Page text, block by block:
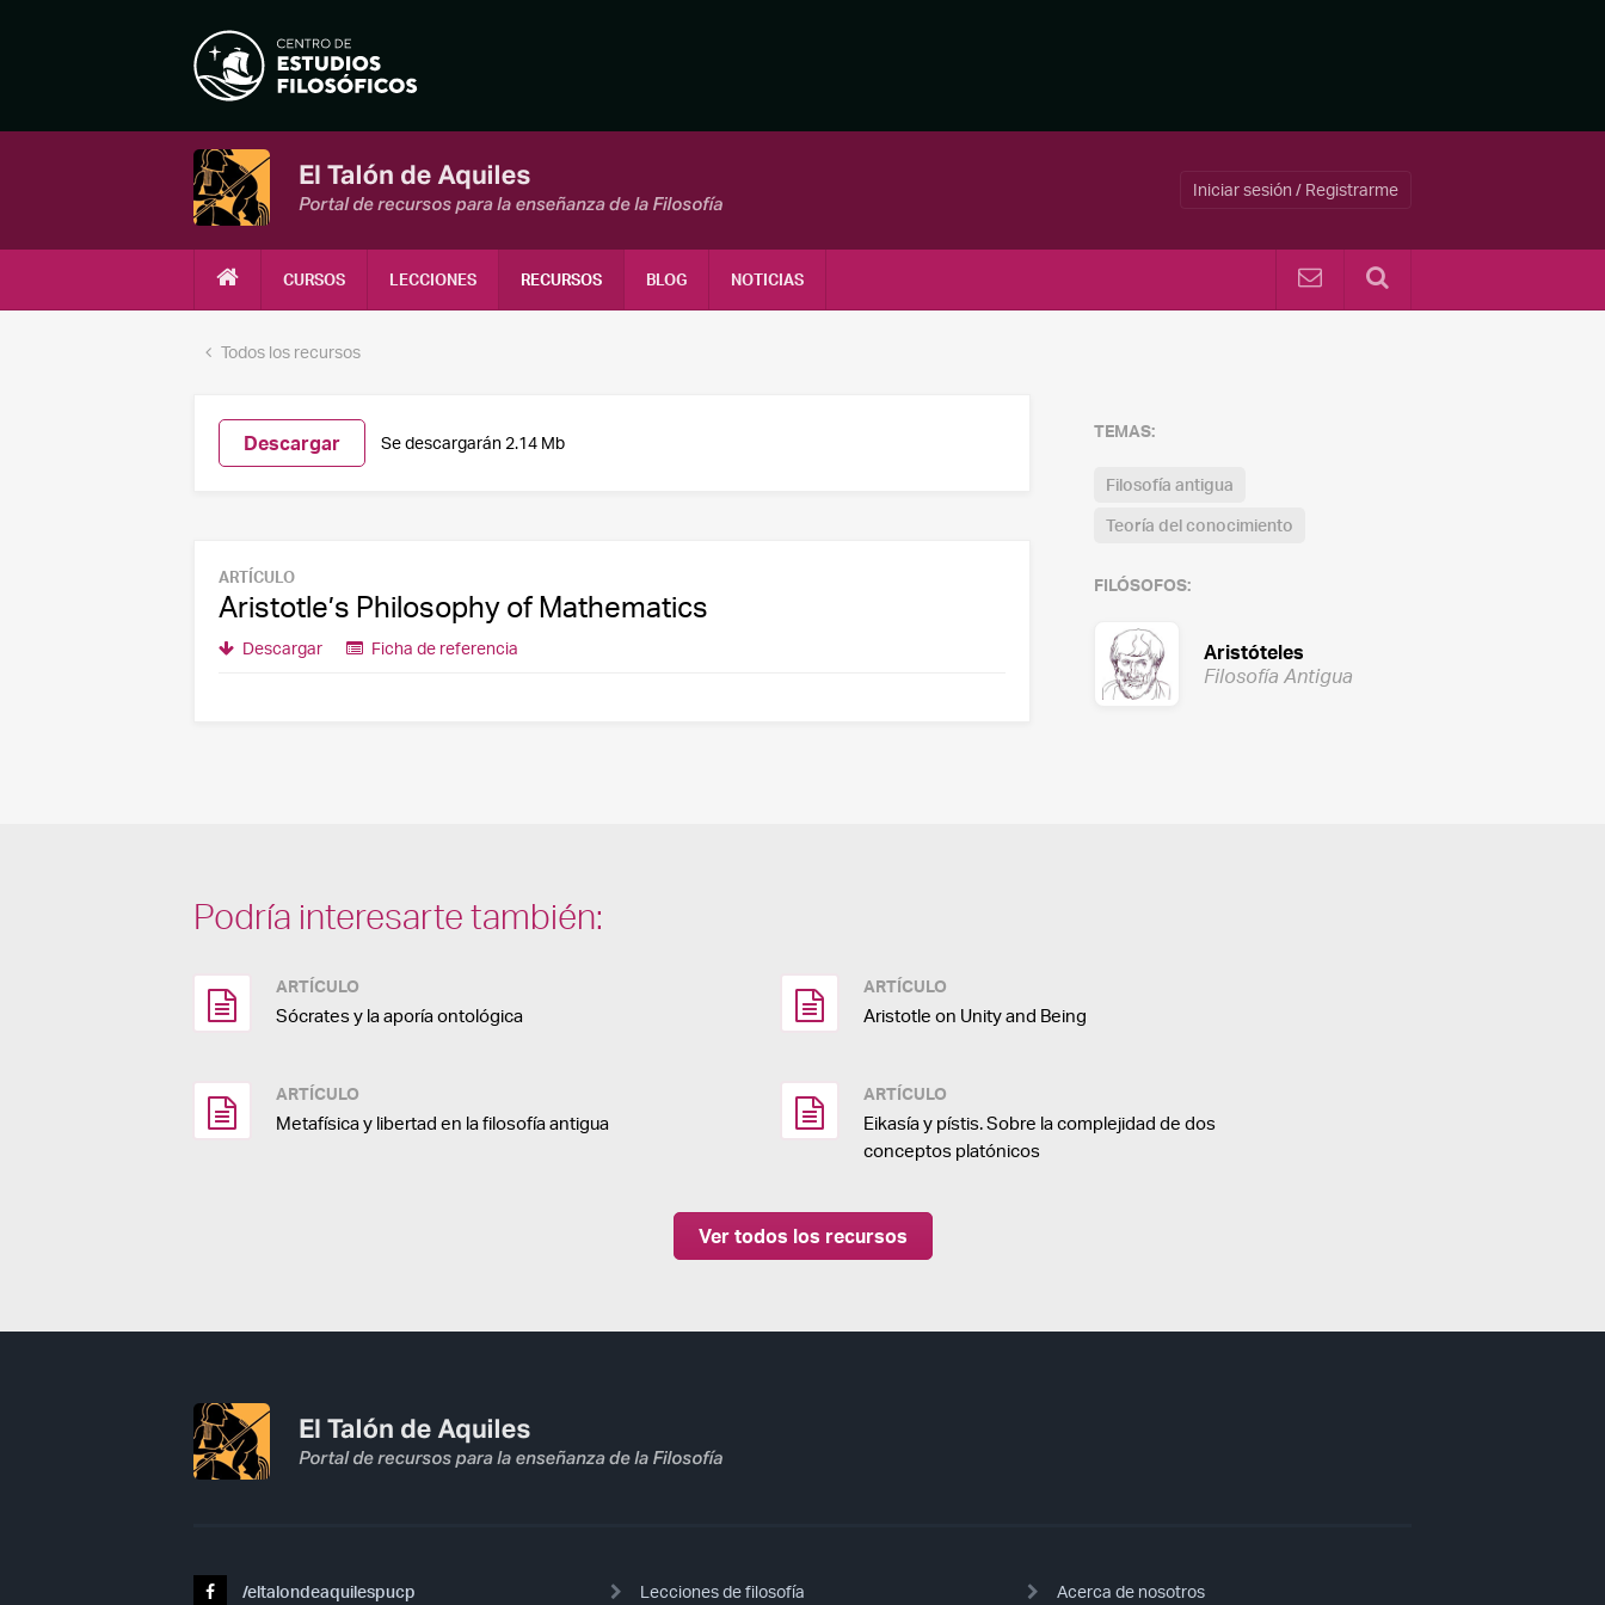
Iniciar sesión / Registrarme
CURSOS LECCIONES RECURSOS BLOG NOTICIAS
Todos los recursos
Descargar Se descargarán 2.14 Mb
ARTÍCULO
Aristotle’s Philosophy of Mathematics
Descargar Ficha de referencia
TEMAS:
Filosofía antigua
Teoría del conocimiento
FILÓSOFOS:
Aristóteles
Filosofía Antigua
Podría interesarte también:
ARTÍCULO
Sócrates y la aporía ontológica
ARTÍCULO
Aristotle on Unity and Being
ARTÍCULO
Metafísica y libertad en la filosofía antigua
ARTÍCULO
Eikasía y pístis. Sobre la complejidad de dos
conceptos platónicos
Ver todos los recursos
/eltalondeaquilespucp Lecciones de filosofía Acerca de nosotros